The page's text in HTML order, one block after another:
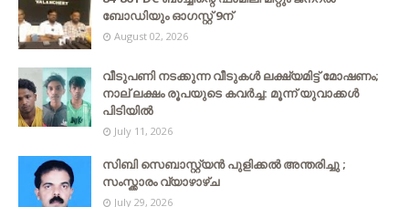
ബോഡിയും ഓഗസ്റ്റ് 9ന്
August 02, 2026
വീടുപണി നടക്കുന്ന വീടുകൾ ലക്ഷ്യമിട്ട് മോഷണം;
നാല് ലക്ഷം രൂപയുടെ കവർച്ച: മൂന്ന് യുവാക്കൾ
പിടിയിൽ
July 11, 2026
സിബി സെബാസ്റ്റ്യന്‍ പുളിക്കല്‍ അന്തരിച്ചു ;
സംസ്ക്കാരം വ്യാഴാഴ്ച
July 29, 2026